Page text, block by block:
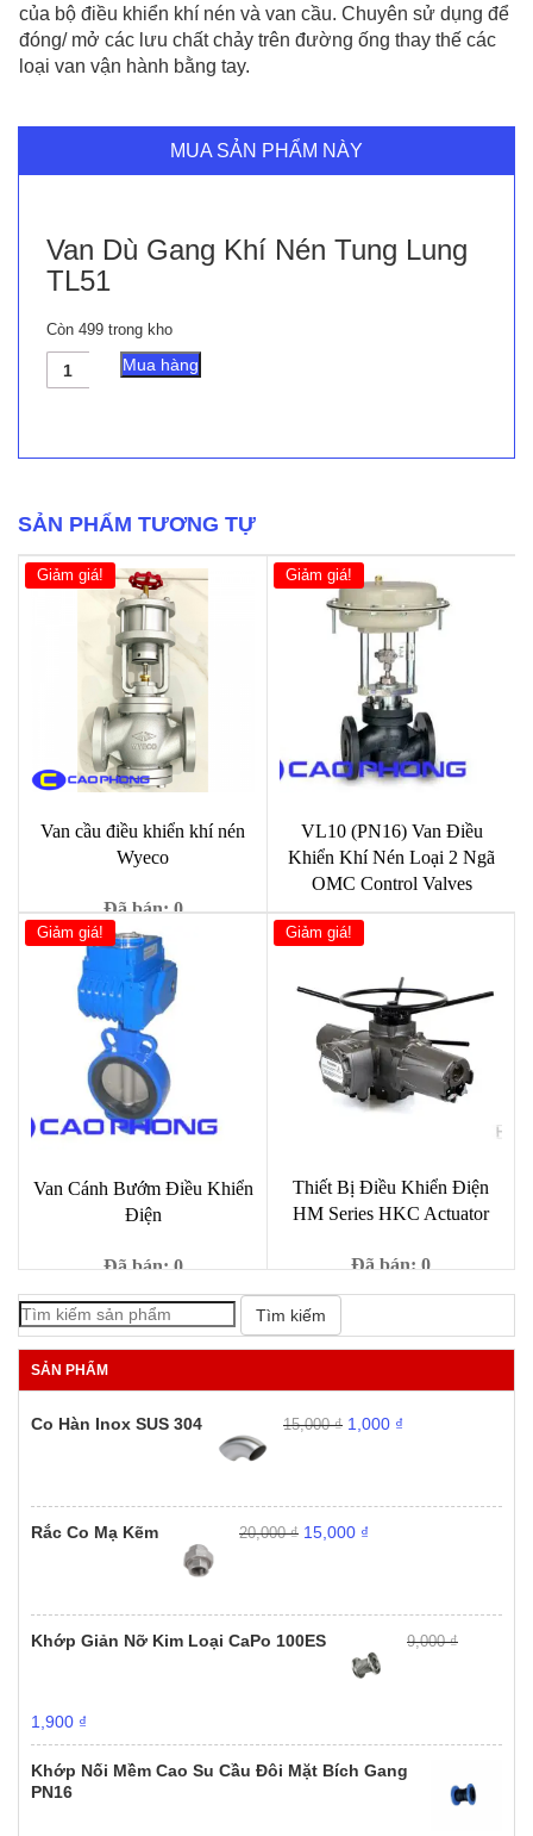
của bộ điều khiển khí nén và van cầu. Chuyên sử dụng để
đóng/ mở các lưu chất chảy trên đường ống thay thế các
loại van vận hành bằng tay.
MUA SẢN PHẨM NÀY
Van Dù Gang Khí Nén Tung Lung
TL51
Còn 499 trong kho
Van
Dù
số
lượng
Mua hàng
SẢN PHẨM TƯƠNG TỰ
Giảm giá!
Van cầu điều khiển khí nén
Wyeco
Đã bán: 0
90,000₫Giá
gốc
là:
90,000 ₫.
1,000
Giảm giá!
VL10 (PN16) Van Điều
Khiển Khí Nén Loại 2 Ngã
OMC Control Valves
gốc
là:
9,000 ₫.
hiện
là:
1,000 ₫.
Giảm giá!
Van Cánh Bướm Điều Khiển
Điện
Đã bán: 0
9,000₫Giá
gốc
là:
1,000₫Giá
hiện
tại
Giảm giá!
Thiết Bị Điều Khiển Điện
HM Series HKC Actuator
Đã bán: 0
23,000,000
Giá
là:
18,980,000₫Giá
tại
Tìm kiếm
SẢN PHẨM
Co Hàn Inox SUS 304 15,000₫
Giá
gốc
1,000 ₫
Rắc Co Mạ Kẽm
20,000₫
Giá
gốc
15,000 ₫
Khớp Giản Nỡ Kim Loại CaPo 100ES
9,000₫
Giá
gốc
là:
9,000 ₫.
1,900 ₫
hiện
tại
Khớp Nối Mềm Cao Su Cầu Đôi Mặt Bích Gang
PN16